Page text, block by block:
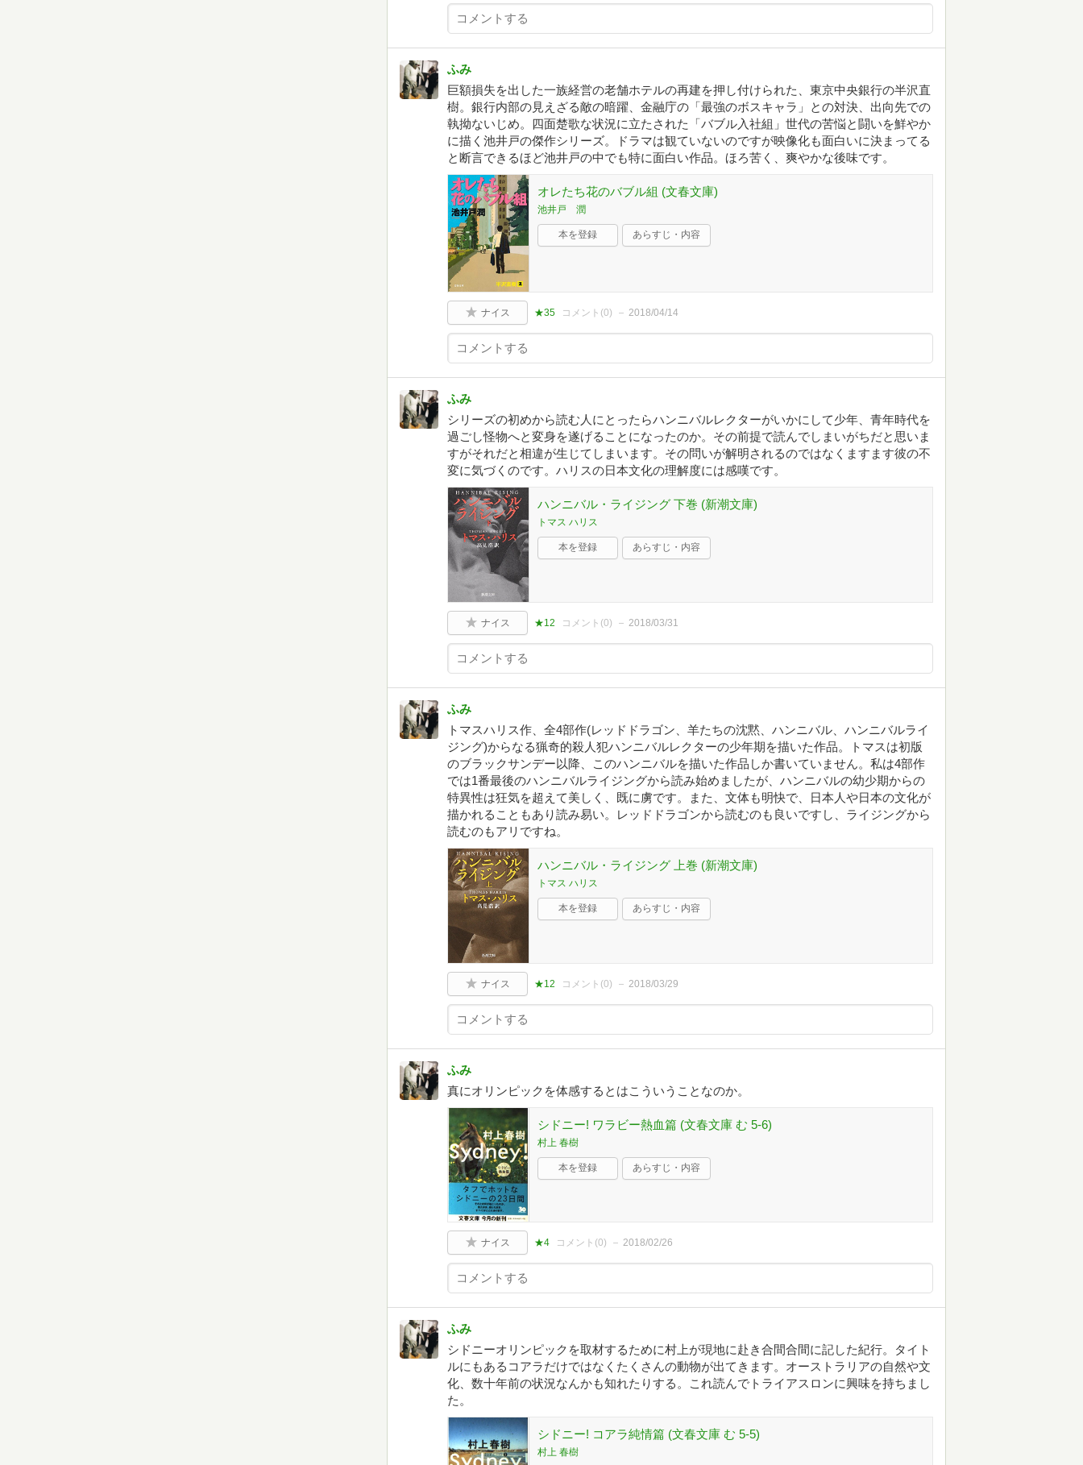
ふみ
巨額損失を出した一族経営の老舗ホテルの再建を押し付けられた、東京中央銀行の半沢直
樹。銀行内部の見えざる敵の暗躍、金融庁の「最強のボスキャラ」との対決、出向先での
執拗ないじめ。四面楚歌な状況に立たされた「バブル入社組」世代の苦悩と闘いを鮮やか
に描く池井戸の傑作シリーズ。ドラマは観ていないのですが映像化も面白いに決まってる
と断言できるほど池井戸の中でも特に面白い作品。ほろ苦く、爽やかな後味です。
オレたち花のバブル組 (文春文庫)
池井戸 潤
本を登録 あらすじ・内容
ナイス ★35 コメント(0) 2018/04/14
ふみ
シリーズの初めから読む人にとったらハンニバルレクターがいかにして少年、青年時代を
過ごし怪物へと変身を遂げることになったのか。その前提で読んでしまいがちだと思いま
すがそれだと相違が生じてしまいます。その問いが解明されるのではなくますます彼の不
変に気づくのです。ハリスの日本文化の理解度には感嘆です。
ハンニバル・ライジング 下巻 (新潮文庫)
トマス ハリス
本を登録 あらすじ・内容
ナイス ★12 コメント(0) 2018/03/31
ふみ
トマスハリス作、全4部作(レッドドラゴン、羊たちの沈黙、ハンニバル、ハンニバルライ
ジング)からなる猟奇的殺人犯ハンニバルレクターの少年期を描いた作品。トマスは初版
のブラックサンデー以降、このハンニバルを描いた作品しか書いていません。私は4部作
では1番最後のハンニバルライジングから読み始めましたが、ハンニバルの幼少期からの
特異性は狂気を超えて美しく、既に虜です。また、文体も明快で、日本人や日本の文化が
描かれることもあり読み易い。レッドドラゴンから読むのも良いですし、ライジングから
読むのもアリですね。
ハンニバル・ライジング 上巻 (新潮文庫)
トマス ハリス
本を登録 あらすじ・内容
ナイス ★12 コメント(0) 2018/03/29
ふみ
真にオリンピックを体感するとはこういうことなのか。
シドニー! ワラビー熱血篇 (文春文庫 む 5-6)
村上 春樹
本を登録 あらすじ・内容
ナイス ★4 コメント(0) 2018/02/26
ふみ
シドニーオリンピックを取材するために村上が現地に赴き合間合間に記した紀行。タイト
ルにもあるコアラだけではなくたくさんの動物が出てきます。オーストラリアの自然や文
化、数十年前の状況なんかも知れたりする。これ読んでトライアスロンに興味を持ちまし
た。
シドニー! コアラ純情篇 (文春文庫 む 5-5)
村上 春樹